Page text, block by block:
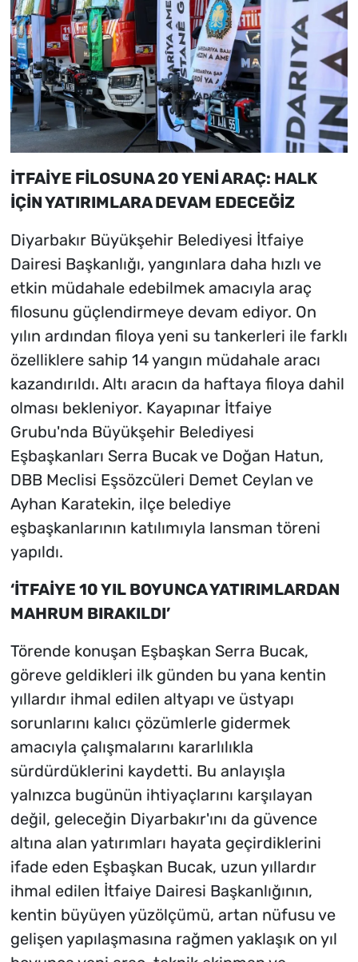
İTFAİYE FİLOSUNA 20 YENİ ARAÇ: HALK
İÇİN YATIRIMLARA DEVAM EDECEĞİZ
Diyarbakır Büyükşehir Belediyesi İtfaiye
Dairesi Başkanlığı, yangınlara daha hızlı ve
etkin müdahale edebilmek amacıyla araç
filosunu güçlendirmeye devam ediyor. On
yılın ardından filoya yeni su tankerleri ile farklı
özelliklere sahip 14 yangın müdahale aracı
kazandırıldı. Altı aracın da haftaya filoya dahil
olması bekleniyor. Kayapınar İtfaiye
Grubu'nda Büyükşehir Belediyesi
Eşbaşkanları Serra Bucak ve Doğan Hatun,
DBB Meclisi Eşsözcüleri Demet Ceylan ve
Ayhan Karatekin, ilçe belediye
eşbaşkanlarının katılımıyla lansman töreni
yapıldı.
‘İTFAİYE 10 YIL BOYUNCA YATIRIMLARDAN
MAHRUM BIRAKILDI’
Törende konuşan Eşbaşkan Serra Bucak,
göreve geldikleri ilk günden bu yana kentin
yıllardır ihmal edilen altyapı ve üstyapı
sorunlarını kalıcı çözümlerle gidermek
amacıyla çalışmalarını kararlılıkla
sürdürdüklerini kaydetti. Bu anlayışla
yalnızca bugünün ihtiyaçlarını karşılayan
değil, geleceğin Diyarbakır'ını da güvence
altına alan yatırımları hayata geçirdiklerini
ifade eden Eşbaşkan Bucak, uzun yıllardır
ihmal edilen İtfaiye Dairesi Başkanlığının,
kentin büyüyen yüzölçümü, artan nüfusu ve
gelişen yapılaşmasına rağmen yaklaşık on yıl